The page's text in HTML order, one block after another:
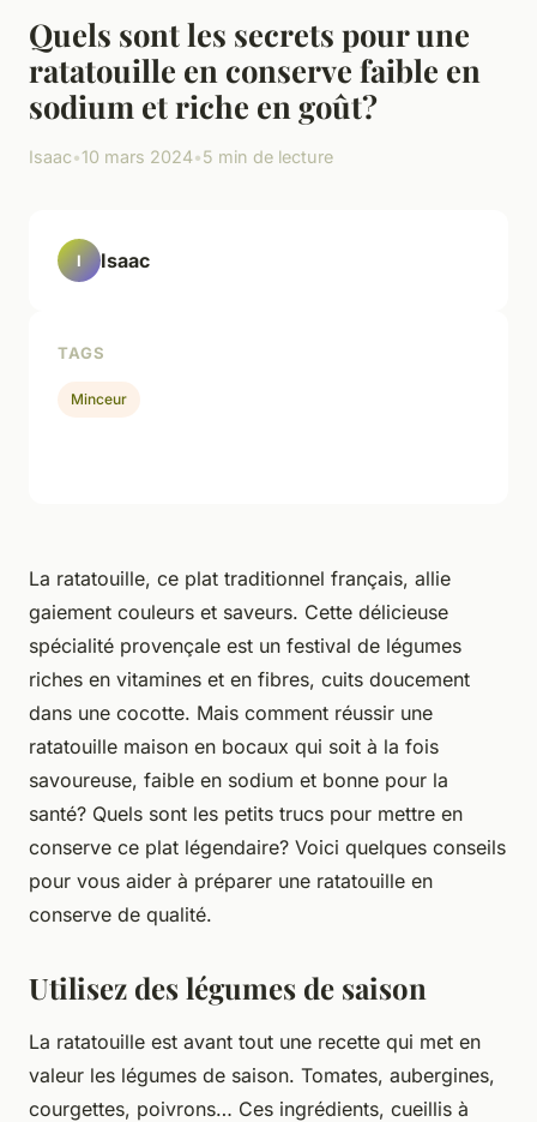
Quels sont les secrets pour une
ratatouille en conserve faible en
sodium et riche en goût?
Isaac•10 mars 2024•5 min de lecture
La ratatouille, ce plat traditionnel français, allie
gaiement couleurs et saveurs. Cette délicieuse
spécialité provençale est un festival de légumes
riches en vitamines et en fibres, cuits doucement
dans une cocotte. Mais comment réussir une
ratatouille maison en bocaux qui soit à la fois
savoureuse, faible en sodium et bonne pour la
santé? Quels sont les petits trucs pour mettre en
conserve ce plat légendaire? Voici quelques conseils
pour vous aider à préparer une ratatouille en
conserve de qualité.
Utilisez des légumes de saison
La ratatouille est avant tout une recette qui met en
valeur les légumes de saison. Tomates, aubergines,
courgettes, poivrons… Ces ingrédients, cueillis à
I Isaac
TAGS
Minceur